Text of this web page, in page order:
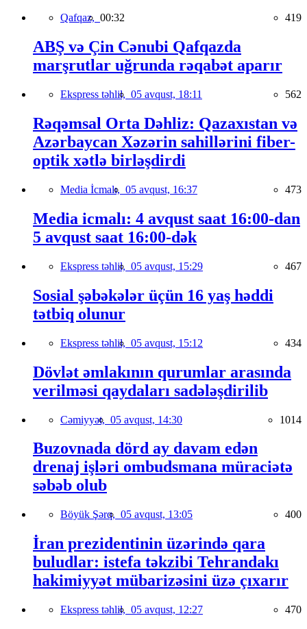
Qafqaz, 00:32 419
ABŞ və Çin Cənubi Qafqazda
marşrutlar uğrunda rəqabət aparır
Ekspress təhlil, 05 avqust, 18:11 562
Rəqəmsal Orta Dəhliz: Qazaxıstan və
Azərbaycan Xəzərin sahillərini fiber-
optik xətlə birləşdirdi
Media İcmalı, 05 avqust, 16:37 473
Media icmalı: 4 avqust saat 16:00-dan
5 avqust saat 16:00-dək
Ekspress təhlil, 05 avqust, 15:29 467
Sosial şəbəkələr üçün 16 yaş həddi
tətbiq olunur
Ekspress təhlil, 05 avqust, 15:12 434
Dövlət əmlakının qurumlar arasında
verilməsi qaydaları sadələşdirilib
Cəmiyyət, 05 avqust, 14:30 1014
Buzovnada dörd ay davam edən
drenaj işləri ombudsmana müraciətə
səbəb olub
Böyük Şərq, 05 avqust, 13:05 400
İran prezidentinin üzərində qara
buludlar: istefa təkzibi Tehrandakı
hakimiyyət mübarizəsini üzə çıxarır
Ekspress təhlil, 05 avqust, 12:27 470